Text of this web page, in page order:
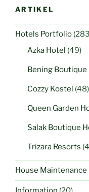
ARTIKEL
Hotels Portfolio
Azka Hotel (49)
Bening Boutique
Cozzy Kostel (48)
Queen Garden
Salak Boutique
Trizara Resorts
House Maintenance